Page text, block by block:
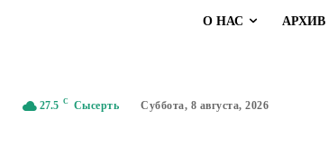
О НАС АРХИВ
27.5 C Сысерть Суббота, 8 августа, 2026